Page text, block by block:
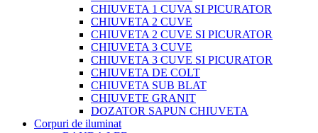
CHIUVETA 1 CUVA SI PICURATOR
CHIUVETA 2 CUVE
CHIUVETA 2 CUVE SI PICURATOR
CHIUVETA 3 CUVE
CHIUVETA 3 CUVE SI PICURATOR
CHIUVETA DE COLT
CHIUVETA SUB BLAT
CHIUVETE GRANIT
DOZATOR SAPUN CHIUVETA
Corpuri de iluminat